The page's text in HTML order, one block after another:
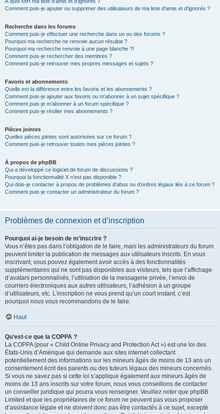
Comment puis-je ajouter ou supprimer des utilisateurs de ma liste d’amis et d’ignorés ?
Recherche dans les forums
Comment puis-je effectuer une recherche dans un ou des forums ?
Pourquoi ma recherche ne renvoie aucun résultat ?
Pourquoi ma recherche renvoie à une page blanche ?!
Comment puis-je rechercher des membres ?
Comment puis-je retrouver mes propres messages et sujets ?
Favoris et abonnements
Quelle est la différence entre les favoris et les abonnements ?
Comment puis-je ajouter aux favoris ou m’abonner à un sujet spécifique ?
Comment puis-je m’abonner à un forum spécifique ?
Comment puis-je résilier mes abonnements ?
Pièces jointes
Quelles pièces jointes sont autorisées sur ce forum ?
Comment puis-je retrouver toutes mes pièces jointes ?
À propos de phpBB
Qui a développé ce logiciel de forum de discussions ?
Pourquoi la fonctionnalité X n’est pas disponible ?
Qui dois-je contacter à propos de problèmes d’abus ou d’ordres légaux liés à ce forum ?
Comment puis-je contacter un administrateur du forum ?
Problèmes de connexion et d’inscription
Pourquoi ai-je besoin de m’inscrire ?
Vous n’êtes pas dans l’obligation de le faire, mais les administrateurs du forum
peuvent limiter la publication de messages aux utilisateurs inscrits. En vous
inscrivant, vous pouvez également avoir accès à des fonctionnalités
supplémentaires qui ne sont pas disponibles aux visiteurs, tels que l’affichage
d’avatars personnalisés, l’utilisation de la messagerie privée, l’envoi de
courriers électroniques aux autres utilisateurs, l’adhésion à un groupe
d’utilisateurs, etc. L’inscription ne vous prend qu’un court instant, c’est
pourquoi nous vous recommandons de le faire.
Haut
Qu’est-ce que la COPPA ?
La COPPA (pour « Child Online Privacy and Protection Act ») est une loi des
États-Unis d’Amérique qui demande aux sites internet collectant
potentiellement des informations sur les mineurs âgés de moins de 13 ans un
consentement écrit des parents ou des tuteurs légaux des mineurs concernés.
Si vous ne savez pas si cette loi s’applique également aux mineurs âgés de
moins de 13 ans inscrits sur votre forum, nous vous conseillons de contacter
un conseiller juridique qui pourra vous renseigner. Veuillez noter que phpBB
Limited et que les propriétaires de ce forum ne peuvent pas vous proposer
d’assistance légale et ne doivent donc pas être contactés à ce sujet, excepté